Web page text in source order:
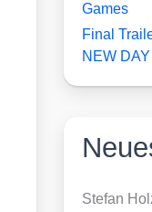
Games
Final
NEW DAY
Stefan